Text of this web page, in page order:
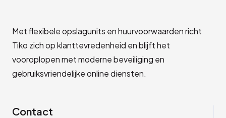
Met flexibele opslagunits en huurvoorwaarden richt
Tiko zich op klanttevredenheid en blijft het
vooroplopen met moderne beveiliging en
gebruiksvriendelijke online diensten.
Contact